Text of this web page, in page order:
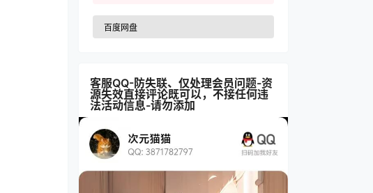
百度网盘
客服QQ-防失联、仅处理会员问题-资
源失效直接评论既可以，不接任何违
法活动信息-请勿添加